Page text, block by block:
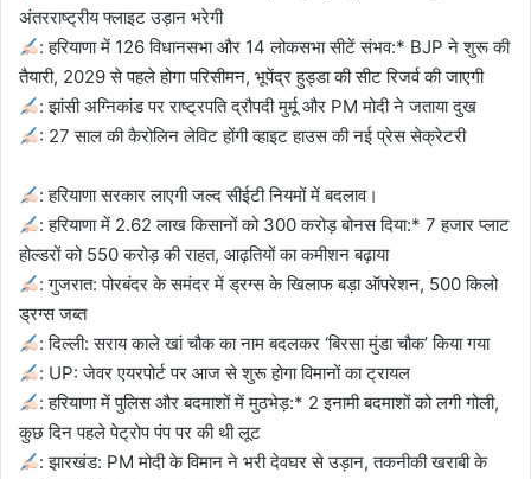
अंतरराष्ट्रीय फ्लाइट उड़ान भरेगी
: हरियाणा में 126 विधानसभा और 14 लोकसभा सीटें संभव:* BJP ने शुरू की
तैयारी, 2029 से पहले होगा परिसीमन, भूपेंद्र हुड्डा की सीट रिजर्व की जाएगी
: झांसी अग्निकांड पर राष्ट्रपति द्रौपदी मुर्मू और PM मोदी ने जताया दुख
: 27 साल की कैरोलिन लेविट होंगी व्हाइट हाउस की नई प्रेस सेक्रेटरी
: हरियाणा सरकार लाएगी जल्द सीईटी नियमों में बदलाव।
: हरियाणा में 2.62 लाख किसानों को 300 करोड़ बोनस दिया:* 7 हजार प्लाट
होल्डरों को 550 करोड़ की राहत, आढ़तियों का कमीशन बढ़ाया
: गुजरात: पोरबंदर के समंदर में ड्रग्स के खिलाफ बड़ा ऑपरेशन, 500 किलो
ड्रग्स जब्त
: दिल्ली: सराय काले खां चौक का नाम बदलकर ‘बिरसा मुंडा चौक’ किया गया
: UP: जेवर एयरपोर्ट पर आज से शुरू होगा विमानों का ट्रायल
: हरियाणा में पुलिस और बदमाशों में मुठभेड़:* 2 इनामी बदमाशों को लगी गोली,
कुछ दिन पहले पेट्रोप पंप पर की थी लूट
: झारखंड: PM मोदी के विमान ने भरी देवघर से उड़ान, तकनीकी खराबी के